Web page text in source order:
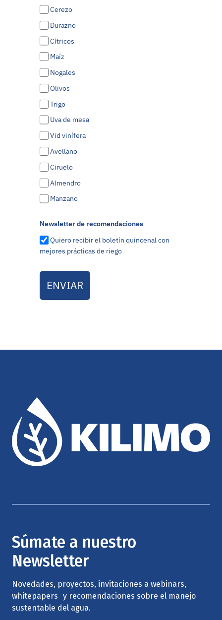
Cerezo
Durazno
Cítricos
Maíz
Nogales
Olivos
Trigo
Uva de mesa
Vid vinífera
Avellano
Ciruelo
Almendro
Manzano
Newsletter de recomendaciones
Quiero recibir el boletín quincenal con
mejores prácticas de riego
ENVIAR
Súmate a nuestro
Newsletter
Novedades, proyectos, invitaciones a webinars,
whitepapers y recomendaciones sobre el manejo
sustentable del agua.